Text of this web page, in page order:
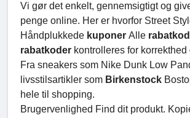
Vi gør det enkelt, gennemsigtigt og
penge online. Her er hvorfor Street
Håndplukkede kuponer Alle
rabatkoder kontrolleres for
Fra sneakers som Nike Dunk Low
livsstilsartikler som Birkenstock
hele til shopping.
Brugervenlighed Find dit produkt.